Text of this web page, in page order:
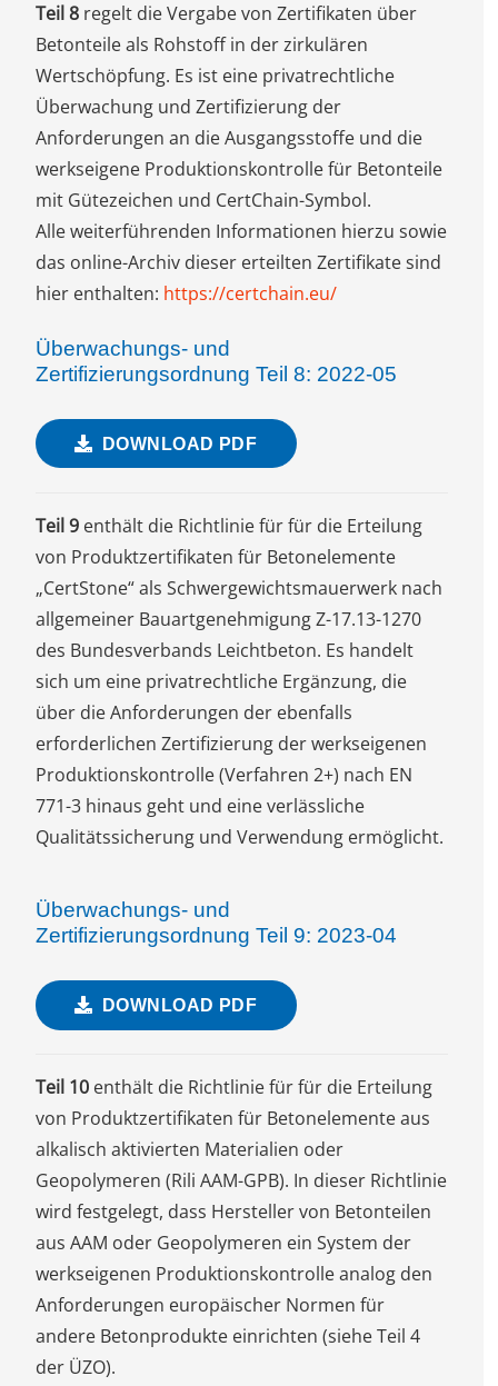
Teil 8 regelt die Vergabe von Zertifikaten über
Betonteile als Rohstoff in der zirkulären
Wertschöpfung. Es ist eine privatrechtliche
Überwachung und Zertifizierung der
Anforderungen an die Ausgangsstoffe und die
werkseigene Produktionskontrolle für Betonteile
mit Gütezeichen und CertChain-Symbol.
Alle weiterführenden Informationen hierzu sowie
das online-Archiv dieser erteilten Zertifikate sind
hier enthalten: https://certchain.eu/
Überwachungs- und
Zertifizierungsordnung Teil 8: 2022-05
DOWNLOAD PDF
Teil 9 enthält die Richtlinie für für die Erteilung
von Produktzertifikaten für Betonelemente
„CertStone“ als Schwergewichtsmauerwerk nach
allgemeiner Bauartgenehmigung Z-17.13-1270
des Bundesverbands Leichtbeton. Es handelt
sich um eine privatrechtliche Ergänzung, die
über die Anforderungen der ebenfalls
erforderlichen Zertifizierung der werkseigenen
Produktionskontrolle (Verfahren 2+) nach EN
771-3 hinaus geht und eine verlässliche
Qualitätssicherung und Verwendung ermöglicht.
Überwachungs- und
Zertifizierungsordnung Teil 9: 2023-04
DOWNLOAD PDF
Teil 10 enthält die Richtlinie für für die Erteilung
von Produktzertifikaten für Betonelemente aus
alkalisch aktivierten Materialien oder
Geopolymeren (Rili AAM-GPB). In dieser Richtlinie
wird festgelegt, dass Hersteller von Betonteilen
aus AAM oder Geopolymeren ein System der
werkseigenen Produktionskontrolle analog den
Anforderungen europäischer Normen für
andere Betonprodukte einrichten (siehe Teil 4
der ÜZO).